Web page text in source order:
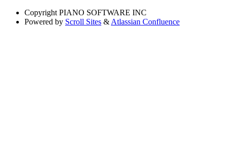
Copyright PIANO SOFTWARE INC
Powered by Scroll Sites & Atlassian Confluence